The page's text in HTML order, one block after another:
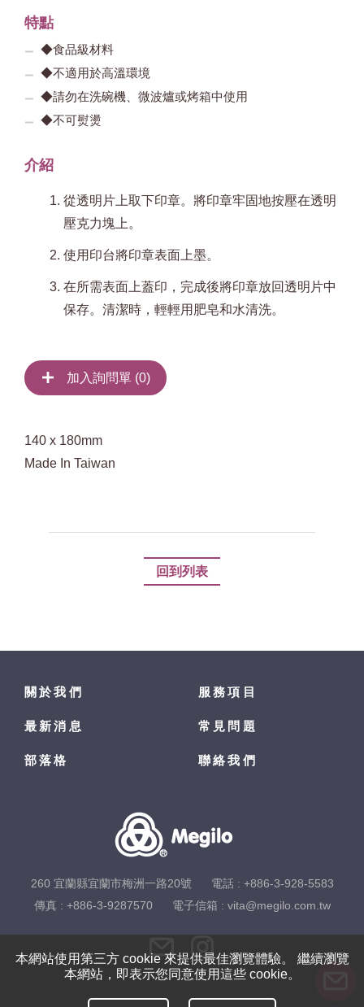
特點
◆食品級材料
◆不適用於高溫環境
◆請勿在洗碗機、微波爐或烤箱中使用
◆不可熨燙
介紹
從透明片上取下印章。將印章牢固地按壓在透明
壓克力塊上。
使用印台將印章表面上墨。
在所需表面上蓋印，完成後將印章放回透明片中
保存。清潔時，輕輕用肥皂和水清洗。
加入詢問單 (0)
140 x 180mm
Made In Taiwan
回到列表
本網站使用第三方 cookie 來提供最佳瀏覽體驗。 繼續瀏覽
本網站，即表示您同意使用這些 cookie。
關於我們 服務項目
最新消息 常見問題
部落格 聯絡我們
260 宜蘭縣宜蘭市梅洲一路20號 電話 : +886-3-928-5583
傳真 : +886-3-9287570
電子信箱 : vita@megilo.com.tw